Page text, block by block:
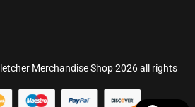
Merchandise Shop 2026 all rights